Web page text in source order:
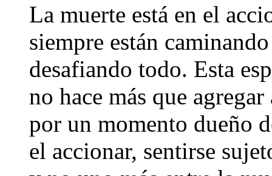
La muerte está en el
siempre están
desafiando todo. Esta
no hace más que
por un momento dueño
el accionar, sentirse